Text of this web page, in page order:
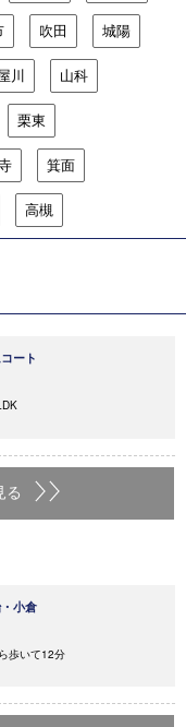
吹田 城陽
川 山科
栗東
箕面
高槻
ート
る
小倉
歩いて12分